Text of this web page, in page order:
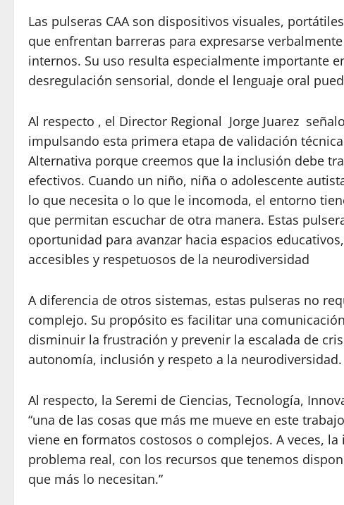
Las pulseras CAA son dispositivos visuales,
que enfrentan barreras para expresarse
internos. Su uso resulta especialmente importante
desregulación sensorial, donde el lenguaje oral
Al respecto , el Director Regional Jorge Juarez
impulsando esta primera etapa de validación
Alternativa porque creemos que la inclusión debe
efectivos. Cuando un niño, niña o adolescente
lo que necesita o lo que le incomoda, el entorno
que permitan escuchar de otra manera. Estas
oportunidad para avanzar hacia espacios
accesibles y respetuosos de la neurodiversidad
A diferencia de otros sistemas, estas pulseras no
complejo. Su propósito es facilitar una
disminuir la frustración y prevenir la escalada de
autonomía, inclusión y respeto a la neurodiversidad.
Al respecto, la Seremi de Ciencias, Tecnología,
“una de las cosas que más me mueve en este
viene en formatos costosos o complejos. A veces,
problema real, con los recursos que tenemos
que más lo necesitan.”